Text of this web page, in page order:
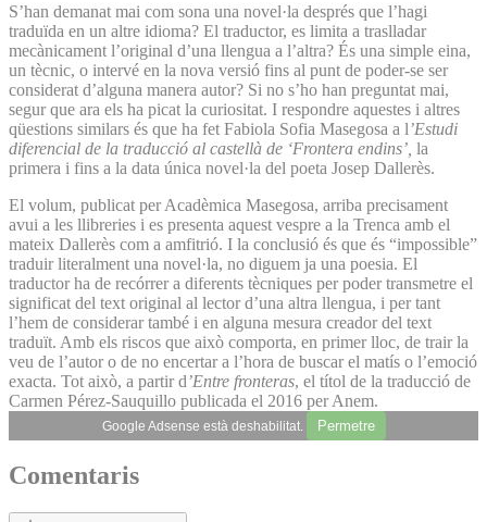
S’han demanat mai com sona una novel·la després que l’hagi
traduïda en un altre idioma? El traductor, es limita a traslladar
mecànicament l’original d’una llengua a l’altra? És una simple eina,
un tècnic, o intervé en la nova versió fins al punt de poder-se ser
considerat d’alguna manera autor? Si no s’ho han preguntat mai,
segur que ara els ha picat la curiositat. I respondre aquestes i altres
qüestions similars és que ha fet Fabiola Sofia Masegosa a l’Estudi
diferencial de la traducció al castellà de ‘Frontera endins’, la
primera i fins a la data única novel·la del poeta Josep Dallerès.
El volum, publicat per Acadèmica Masegosa, arriba precisament
avui a les llibreries i es presenta aquest vespre a la Trenca amb el
mateix Dallerès com a amfitrió. I la conclusió és que és “impossible”
traduir literalment una novel·la, no diguem ja una poesia. El
traductor ha de recórrer a diferents tècniques per poder transmetre el
significat del text original al lector d’una altra llengua, i per tant
l’hem de considerar també i en alguna mesura creador del text
traduït. Amb els riscos que això comporta, en primer lloc, de trair la
veu de l’autor o de no encertar a l’hora de buscar el matís o l’emoció
exacta. Tot això, a partir d’Entre fronteras, el títol de la traducció de
Carmen Pérez-Sauquillo publicada el 2016 per Anem.
Google Adsense està deshabilitat. Permetre
Comentaris